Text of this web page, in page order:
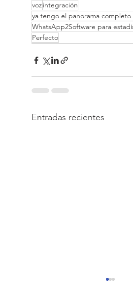
vozintegración
Perfecto
Entradas recientes